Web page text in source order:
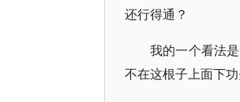
还行得通？
我的一个看法
不在这根子上面下